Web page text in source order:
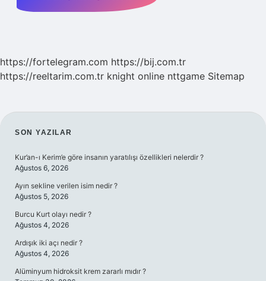
https://fortelegram.com https://bij.com.tr
https://reeltarim.com.tr knight online nttgame Sitemap
SIDEBAR
SON YAZILAR
Kur’an-ı Kerim’e göre insanın yaratılışı özellikleri nelerdir ?
Ağustos 6, 2026
Ayın sekline verilen isim nedir ?
Ağustos 5, 2026
Burcu Kurt olayı nedir ?
Ağustos 4, 2026
Ardışık iki açı nedir ?
Ağustos 4, 2026
Alüminyum hidroksit krem zararlı mıdır ?